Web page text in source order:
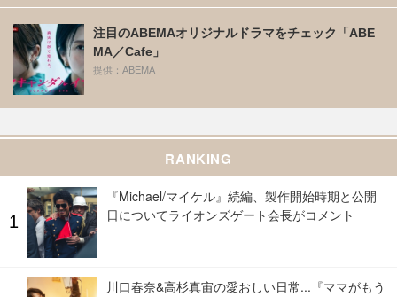
注目のABEMAオリジナルドラマをチェック「ABE
MA／Cafe」
提供：ABEMA
RANKING
『Michael/マイケル』続編、製作開始時期と公開
日についてライオンズゲート会長がコメント
川口春奈&高杉真宙の愛おしい日常...『ママがもう